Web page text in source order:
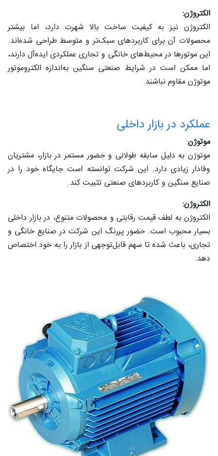
الکتروژن:
الکتروژن نیز به کیفیت ساخت بالا شهرت دارد، اما بیشتر
محصولات آن برای کاربردهای سبک‌تر و متوسط طراحی شده‌اند.
این موتورها در محیط‌های خانگی و تجاری عملکردی ایده‌آل دارند،
اما ممکن است در شرایط صنعتی سنگین به‌اندازه الکتروموتور
موتوژن مقاوم نباشند.
عملکرد در بازار داخلی
موتوژن:
موتوژن به دلیل سابقه طولانی و حضور مستمر در بازار، مشتریان
وفادار زیادی دارد. این شرکت توانسته است جایگاه خود را در
صنایع سنگین و کاربردهای صنعتی تثبیت کند.
الکتروژن:
الکتروژن به لطف قیمت رقابتی و محصولات متنوع، در بازار داخلی
بسیار محبوب است. حضور پررنگ این شرکت در صنایع خانگی و
تجاری، باعث شده تا سهم قابل‌توجهی از بازار را به خود اختصاص
دهد.